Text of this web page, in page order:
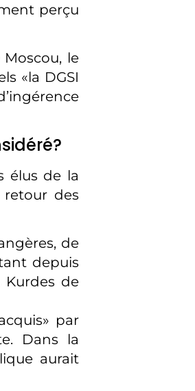
perçu
le
«la DGSI
élus de la
retour des
de
depuis
Kurdes de
par
Dans la
aurait